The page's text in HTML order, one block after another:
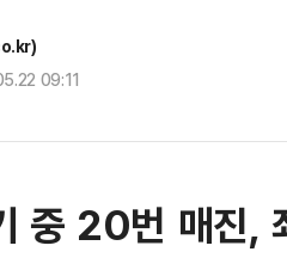
09:11
중 20번 매진,